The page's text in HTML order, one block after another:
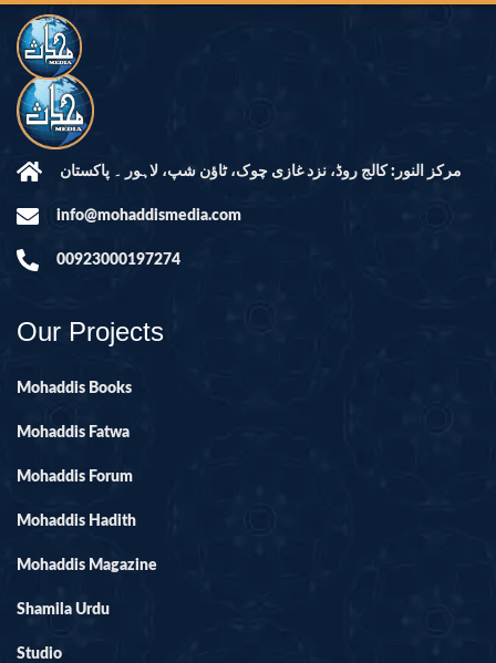
مرکز النور: کالج روڈ، نزد غازی چوک، ٹاؤن شپ، لاہور ۔ پاکستان
info@mohaddismedia.com
00923000197274
Our Projects
Mohaddis Books
Mohaddis Fatwa
Mohaddis Forum
Mohaddis Hadith
Mohaddis Magazine
Shamila Urdu
Studio